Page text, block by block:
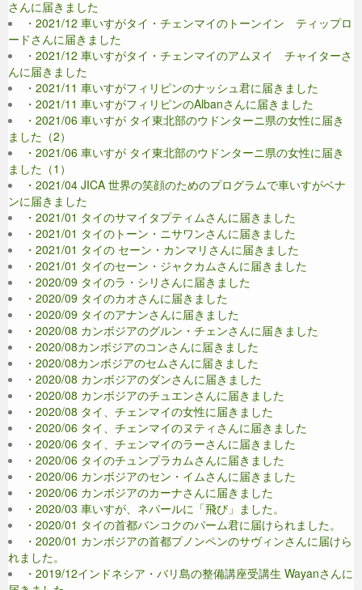
さんに届きました
・2021/12 車いすがタイ・チェンマイのトーンイン ティップロ
ードさんに届きました
・2021/12 車いすがタイ・チェンマイのアムヌイ チャイターさ
んに届きました
・2021/11 車いすがフィリピンのナッシュ君に届きました
・2021/11 車いすがフィリピンのAlbanさんに届きました
・2021/06 車いすが タイ東北部のウドンターニ県の女性に届き
ました（2）
・2021/06 車いすが タイ東北部のウドンターニ県の女性に届き
ました（1）
・2021/04 JICA 世界の笑顔のためのプログラムで車いすがベナ
ンに届きました
・2021/01 タイのサマイタプティムさんに届きました
・2021/01 タイのトーン・ニサワンさんに届きました
・2021/01 タイの セーン・カンマリさんに届きました
・2021/01 タイのセーン・ジャクカムさんに届きました
・2020/09 タイのラ・シリさんに届きました
・2020/09 タイのカオさんに届きました
・2020/09 タイのアナンさんに届きました
・2020/08 カンボジアのグルン・チェンさんに届きました
・2020/08カンボジアのコンさんに届きました
・2020/08カンボジアのセムさんに届きました
・2020/08 カンボジアのダンさんに届きました
・2020/08 カンボジアのチュエンさんに届きました
・2020/08 タイ、チェンマイの女性に届きました
・2020/06 タイ、チェンマイのヌティさんに届きました
・2020/06 タイ、チェンマイのラーさんに届きました
・2020/06 タイのチュンプラカムさんに届きました
・2020/06 カンボジアのセン・イムさんに届きました
・2020/06 カンボジアのカーナさんに届きました
・2020/03 車いすが、ネパールに「飛び」ました。
・2020/01 タイの首都バンコクのパーム君に届けられました。
・2020/01 カンボジアの首都プノンペンのサヴィンさんに届けら
れました。
・2019/12インドネシア・バリ島の整備講座受講生 Wayanさんに